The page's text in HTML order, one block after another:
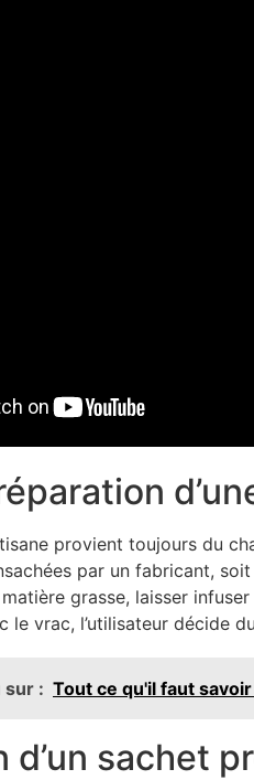
provient toujours du
par un fabricant,
grasse, laisser infuser
le vrac, l’utilisateur décide
sur : Tout ce qu'il faut
sachet